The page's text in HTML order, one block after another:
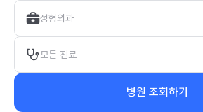
성형외과
모든 진료
병원 조회하기